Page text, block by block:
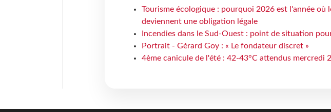
Tourisme écologique : pourquoi 2026 est l'année où
deviennent une obligation légale
Incendies dans le Sud-Ouest : point de situation
Portrait - Gérard Goy : « Le fondateur discret »
4ème canicule de l'été : 42-43°C attendus mercredi